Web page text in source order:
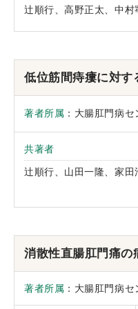
辻順行、高野正太、中
低位筋間痔瘻に対す
著者所属 ：大腸肛門病
共著者
辻順行、山田一隆、家
消散性直腸肛門痛の
著者所属 ：大腸肛門病